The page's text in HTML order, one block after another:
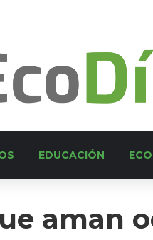
EDUCACIÓN
aman